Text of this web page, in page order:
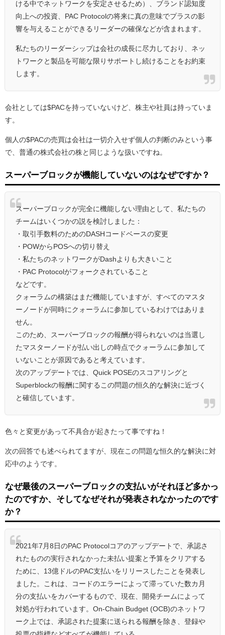
ける中でネットワークを安定させるため）、ブランド認知度
向上への投資、PAC Protocolの将来に真の意味でプラスの影
響を与えることができるリーダーの確保などが含まれます。
私たちのリーダーシップは会社の成長に尽力しており、ネッ
トワークと製品を可能な限りサポートし続けることをお約束
します。
会社としては$PACを持っていないけど、株主や社員は持っていま
す。
個人の$PACの売買は会社は一切介入せず個人の判断のみという事
で、普通の株式会社の株と同じような扱いですね。
スーパーブロックが機能していないのはなぜですか？
スーパーブロックが完全に機能しない理由として、私たちの
チームはいくつかの説を検討しました：
・取引手数料のためのDASHコードベースの変更
・POWからPOSへの切り替え
・私たちのネットワークがDashよりも大きいこと
・PAC Protocolがフォークされていること
などです。
クォーラムの構築はまだ機能していますが、すべてのマスタ
ーノードが同時にクォーラムに参加しているわけではありま
せん。
このため、スーパーブロックの報酬が得られないのは当選し
たマスターノードが払い出しの時点でクォーラムに参加して
いないことが原因であると考えています。
次のアップデートでは、Quick POSEのスコアリングと
Superblockの報酬に関するこの問題の恒久的な解決に近づく
と確信しています。
色々と変更があって不具合が起きたって事ですね！
次の回答でも述べられてますが、現在この問題な恒久的な解決に対
応中のようです。
なぜ最後のスーパーブロックの支払いがそれほど多かっ
たのですか、そしてなぜそれが発表されなかったのです
か？
2021年7月8日のPAC Protocolコアのアップデートで、承認さ
れたものの実行されなかった未払い提案と予算をクリアする
ために、13億ドルのPAC支払いをリリースしたことを発表し
ました。これは、コードのエラーによって滞っていた数カ月
分の支払いをカバーするもので、現在、開発チームによって
対処が行われています。On-Chain Budget (OCB)のネットワ
ーク上では、承認された提案に送られる報酬を除き、登録や